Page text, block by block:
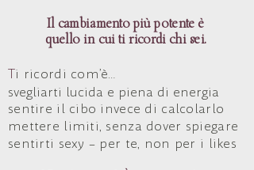
Il cambiamento più potente è
quello in cui ti ricordi chi sei.
Ti ricordi com’è…
svegliarti lucida e piena di energia
sentire il cibo invece di calcolarlo
mettere limiti, senza dover spiegare
sentirti sexy – per te, non per i likes